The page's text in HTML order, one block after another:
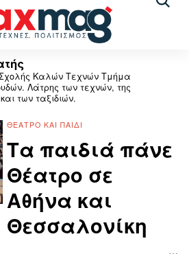
Σχολής Καλών Τεχνών Τμήμα
Λάτρης των τεχνών, της
των ταξιδιών.
ΘΈΑΤΡΟ ΚΑΙ ΠΑΙΔΊ
Τα παιδιά πάνε
Θέατρο σε
Αθήνα και
Θεσσαλονίκη
…